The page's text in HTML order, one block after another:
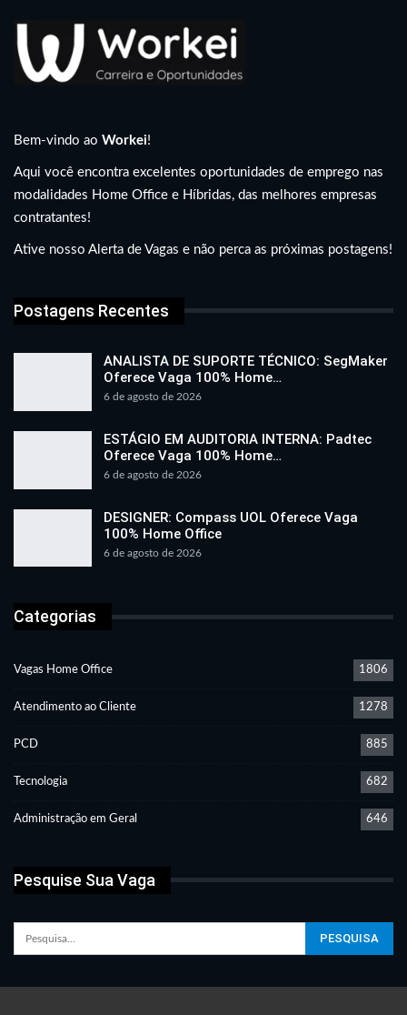
Bem-vindo ao Workei!
Aqui você encontra excelentes oportunidades de emprego nas
modalidades Home Office e Híbridas, das melhores empresas
contratantes!
Ative nosso Alerta de Vagas e não perca as próximas postagens!
Postagens Recentes
ANALISTA DE SUPORTE TÉCNICO: SegMaker
Oferece Vaga 100% Home…
6 de agosto de 2026
ESTÁGIO EM AUDITORIA INTERNA: Padtec
Oferece Vaga 100% Home…
6 de agosto de 2026
DESIGNER: Compass UOL Oferece Vaga
100% Home Office
6 de agosto de 2026
Categorias
Vagas Home Office 1806
Atendimento ao Cliente 1278
PCD 885
Tecnologia 682
Administração em Geral 646
Pesquise Sua Vaga